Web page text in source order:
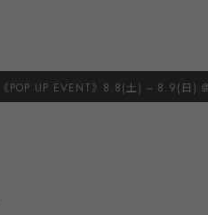
) ~ 8.9(日) @ 葉山 SUNSHINE＋